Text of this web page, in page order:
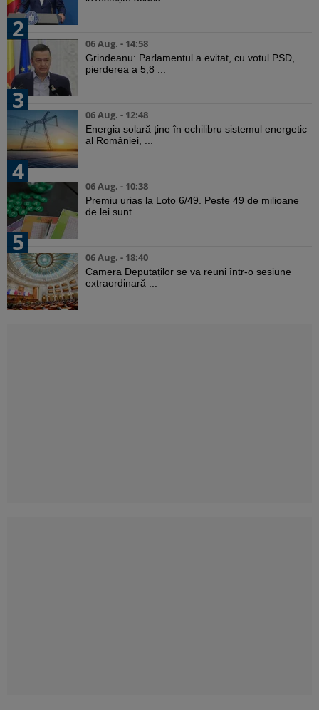
2
06 Aug. - 14:58
Grindeanu: Parlamentul a evitat, cu votul PSD,
pierderea a 5,8 ...
3
06 Aug. - 12:48
Energia solară ține în echilibru sistemul energetic
al României, ...
4
06 Aug. - 10:38
Premiu uriaș la Loto 6/49. Peste 49 de milioane
de lei sunt ...
5
06 Aug. - 18:40
Camera Deputaților se va reuni într-o sesiune
extraordinară ...